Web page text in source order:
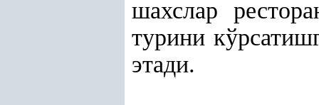
шахслар
турини
этади.